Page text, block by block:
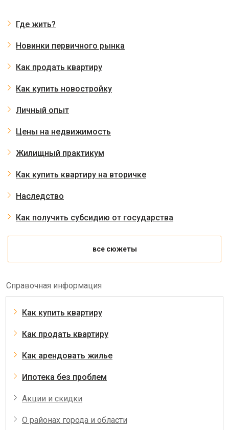
Где жить?
Новинки первичного рынка
Как продать квартиру
Как купить новостройку
Личный опыт
Цены на недвижимость
Жилищный практикум
Как купить квартиру на вторичке
Наследство
Как получить субсидию от государства
все сюжеты
Справочная информация
Как купить квартиру
Как продать квартиру
Как арендовать жилье
Ипотека без проблем
Акции и скидки
О районах города и области